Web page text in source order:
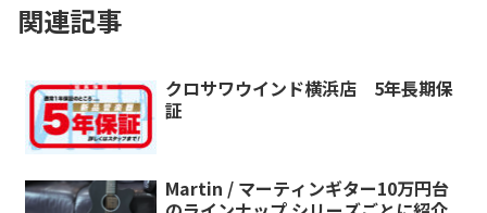
関連記事
クロサワウインド横浜店 5年長期保
証
Martin / マーティンギター10万円台